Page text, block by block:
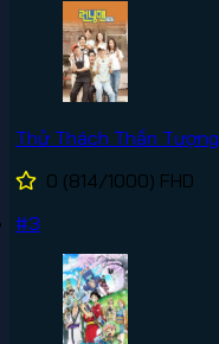
Thử Thách Thần Tượng
0 (814/1000) FHD
#3